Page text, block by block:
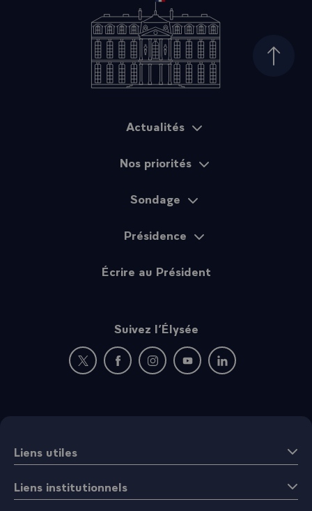
Haut
Actualités
Nos priorités
Sondage
Présidence
Écrire au Président
Suivez l’Élysée
Nouvelle fenêtre : rejoignez-nous sur Twitter
Nouvelle fenêtre : rejoignez-nous sur
Nouvelle fenêtre : rejoignez-nous
Nouvelle fenêtre :
Nouvelle fenêtre :
Liens utiles
Liens institutionnels